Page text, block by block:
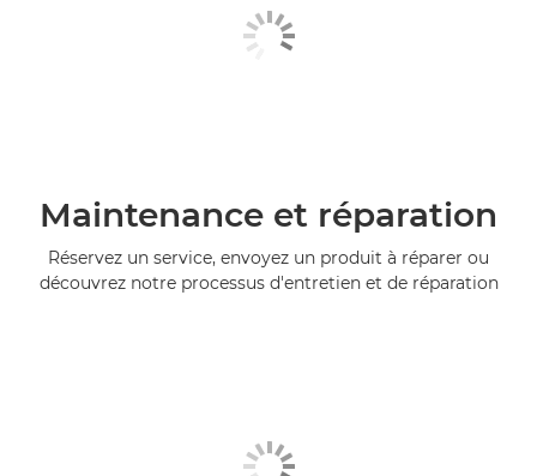
Maintenance et réparation
Réservez un service, envoyez un produit à réparer ou
découvrez notre processus d'entretien et de réparation